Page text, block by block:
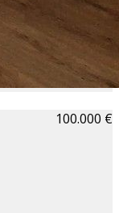
100.000 €